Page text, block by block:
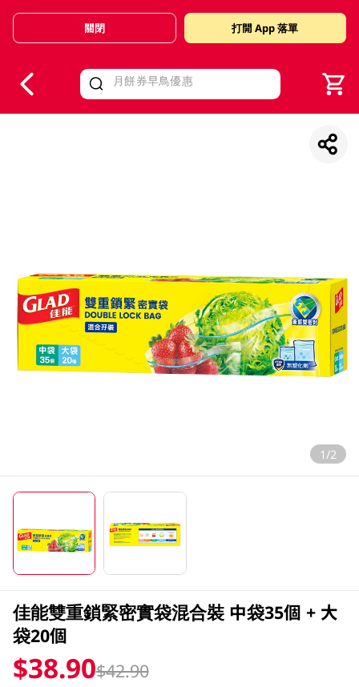
Valid Until 30 June 2026
關閉 打開 App 落單
1/2
佳能雙重鎖緊密實袋混合裝 中袋35個 + 大
袋20個
$38.90$42.90